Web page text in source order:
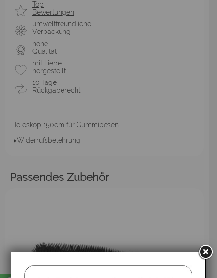
Top
Bewertungen
umweltfreundliche
Verpackung
hohe
Qualität
mit Liebe
hergestellt
10 Tage
Rückgaberecht
Teleskop 150cm für Gummibesen
▸Widerrufsbelehrung
Passendes Zubehör